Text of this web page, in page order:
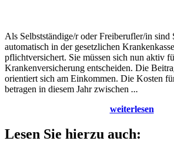
Als Selbstständige/r oder Freiberufler/in sind
automatisch in der gesetzlichen
pflichtversichert. Sie müssen sich nun aktiv
Krankenversicherung entscheiden. Die
orientiert sich am Einkommen. Die Kosten
betragen in diesem Jahr zwischen ...
weiterlesen
Lesen Sie hierzu auch: